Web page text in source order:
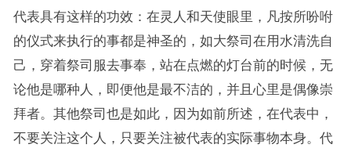
代表具有这样的功效：在灵人和天使眼里，凡按所吩咐
的仪式来执行的事都是神圣的，如大祭司在用水清洗自
己，穿着祭司服去事奉，站在点燃的灯台前的时候，无
论他是哪种人，即便他是最不洁的，并且心里是偶像崇
拜者。其他祭司也是如此，因为如前所述，在代表中，
不要关注这个人，只要关注被代表的实际事物本身。代